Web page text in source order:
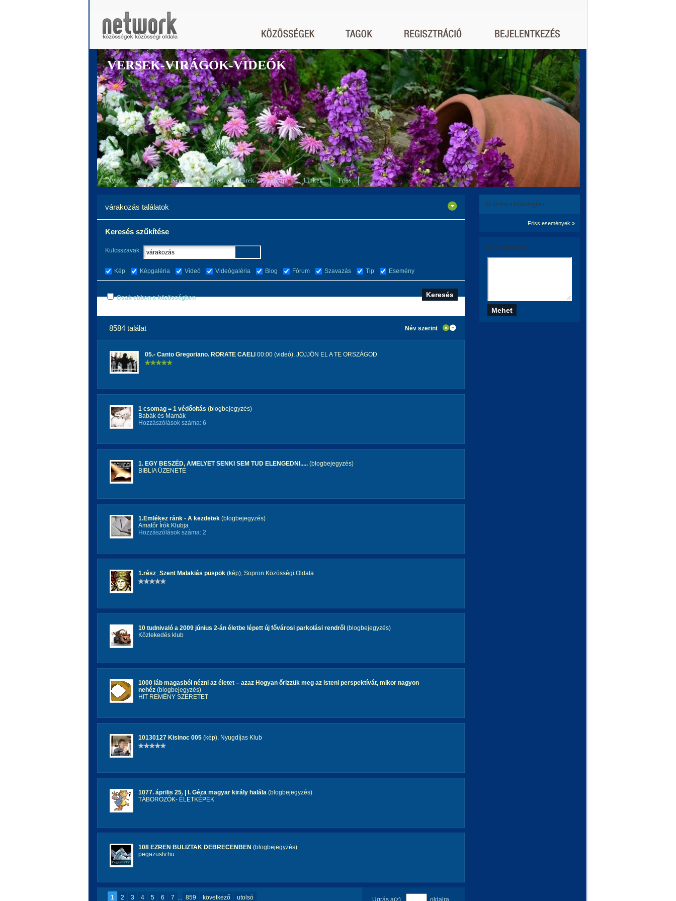
VERSEK-VIRÁGOK-VIDEÓK
Nyitó Tagok Képek Videók Hírek Fórum Linkek Friss
várakozás találatok
Keresés szűkítése
Kulcsszavak:
Kép Képgaléria Videó Videógaléria Blog Fórum Szavazás Tip Esemény
Csak ebben a közösségben
8584 találat Név szerint
05.- Canto Gregoriano. RORATE CAELI 00:00 (videó), JÖJJÖN EL A TE ORSZÁGOD
1 csomag = 1 védőoltás (blogbejegyzés)
Babák és Mamák
Hozzászólások száma: 6
1. EGY BESZÉD, AMELYET SENKI SEM TUD ELENGEDNI..... (blogbejegyzés)
BIBLIA ÜZENETE
1.Emlékez ránk - A kezdetek (blogbejegyzés)
Amatőr Írók Klubja
Hozzászólások száma: 2
1.rész_Szent Malakiás püspök (kép), Sopron Közösségi Oldala
10 tudnivaló a 2009 június 2-án életbe lépett új fővárosi parkolási rendről (blogbejegyzés)
Közlekedés klub
1000 láb magasból nézni az életet – azaz Hogyan őrizzük meg az isteni perspektívát, mikor nagyon
nehéz (blogbejegyzés)
HIT REMÉNY SZERETET
10130127 Kisinoc 005 (kép), Nyugdíjas Klub
1077. április 25. | I. Géza magyar király halála (blogbejegyzés)
TÁBOROZÓK- ÉLETKÉPEK
108 EZREN BULIZTAK DEBRECENBEN (blogbejegyzés)
pegazustv.hu
Ugrás a(z) oldalra
1 2 3 4 5 6 7 ... 859 következő utolsó
Ez történt a közösségben:
Friss események »
Szólj hozzá te is!